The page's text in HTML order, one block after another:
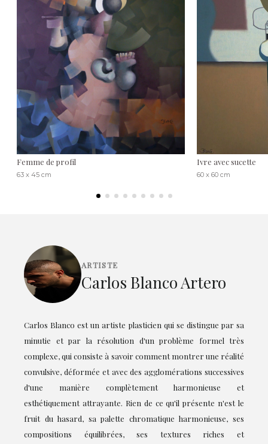
Femme de profil
63 x 45 cm
Ivre avec sucette
60 x 60 cm
ARTISTE
Carlos Blanco Artero
Carlos Blanco est un artiste plasticien qui se distingue par sa
minutie et par la résolution d'un problème formel très
complexe, qui consiste à savoir comment montrer une réalité
convulsive, déformée et avec des agglomérations successives
d'une manière complètement harmonieuse et
esthétiquement attrayante. Rien de ce qu'il présente n'est le
fruit du hasard, sa palette chromatique harmonieuse, ses
compositions équilibrées, ses textures riches et